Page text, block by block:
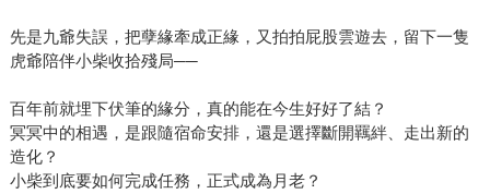
先是九爺失誤，把孽緣牽成正緣，又拍拍屁股雲遊去，留下一隻
虎爺陪伴小柴收拾殘局──
百年前就埋下伏筆的緣分，真的能在今生好好了結？
冥冥中的相遇，是跟隨宿命安排，還是選擇斷開羈絆、走出新的
造化？
小柴到底要如何完成任務，正式成為月老？